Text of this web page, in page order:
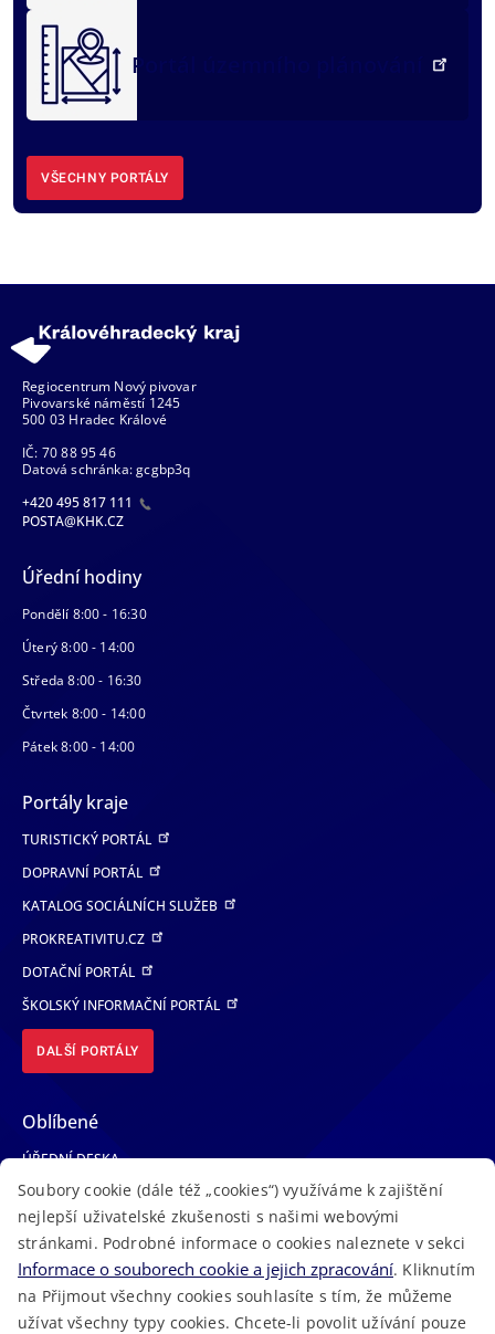
Portál územního plánování
VŠECHNY PORTÁLY
Regiocentrum Nový pivovar
Pivovarské náměstí 1245
500 03 Hradec Králové
IČ: 70 88 95 46
Datová schránka: gcgbp3q
+420 495 817 111
POSTA@KHK.CZ
Úřední hodiny
Pondělí 8:00 - 16:30
Úterý 8:00 - 14:00
Středa 8:00 - 16:30
Čtvrtek 8:00 - 14:00
Pátek 8:00 - 14:00
Portály kraje
TURISTICKÝ PORTÁL
DOPRAVNÍ PORTÁL
KATALOG SOCIÁLNÍCH SLUŽEB
PROKREATIVITU.CZ
DOTAČNÍ PORTÁL
ŠKOLSKÝ INFORMAČNÍ PORTÁL
DALŠÍ PORTÁLY
Oblíbené
ÚŘEDNÍ DESKA
TELEFONNÍ SEZNAM
LÉKAŘSKÁ POHOTOVOST
VOLNÁ MÍSTA
AKTUALITY
Soubory cookie (dále též „cookies“) využíváme k zajištění
nejlepší uživatelské zkušenosti s našimi webovými
stránkami. Podrobné informace o cookies naleznete v sekci
Informace o souborech cookie a jejich zpracování. Kliknutím
na Přijmout všechny cookies souhlasíte s tím, že můžeme
užívat všechny typy cookies. Chcete-li povolit užívání pouze